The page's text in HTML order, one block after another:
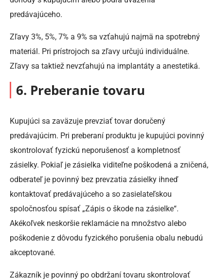
predávajúceho.
Zľavy 3%, 5%, 7% a 9% sa vzťahujú najmä na spotrebný
materiál. Pri prístrojoch sa zľavy určujú individuálne.
Zľavy sa taktiež nevzťahujú na implantáty a anestetiká.
6. Preberanie tovaru
Kupujúci sa zaväzuje prevziať tovar doručený
predávajúcim. Pri preberaní produktu je kupujúci povinný
skontrolovať fyzickú neporušenosť a kompletnosť
zásielky. Pokiaľ je zásielka viditeľne poškodená a zničená,
odberateľ je povinný bez prevzatia zásielky ihneď
kontaktovať predávajúceho a so zasielateľskou
spoločnosťou spísať „Zápis o škode na zásielke“.
Akékoľvek neskoršie reklamácie na množstvo alebo
poškodenie z dôvodu fyzického porušenia obalu nebudú
akceptované.
Zákazník je povinný po obdržaní tovaru skontrolovať